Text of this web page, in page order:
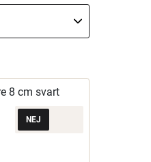
8 cm svart